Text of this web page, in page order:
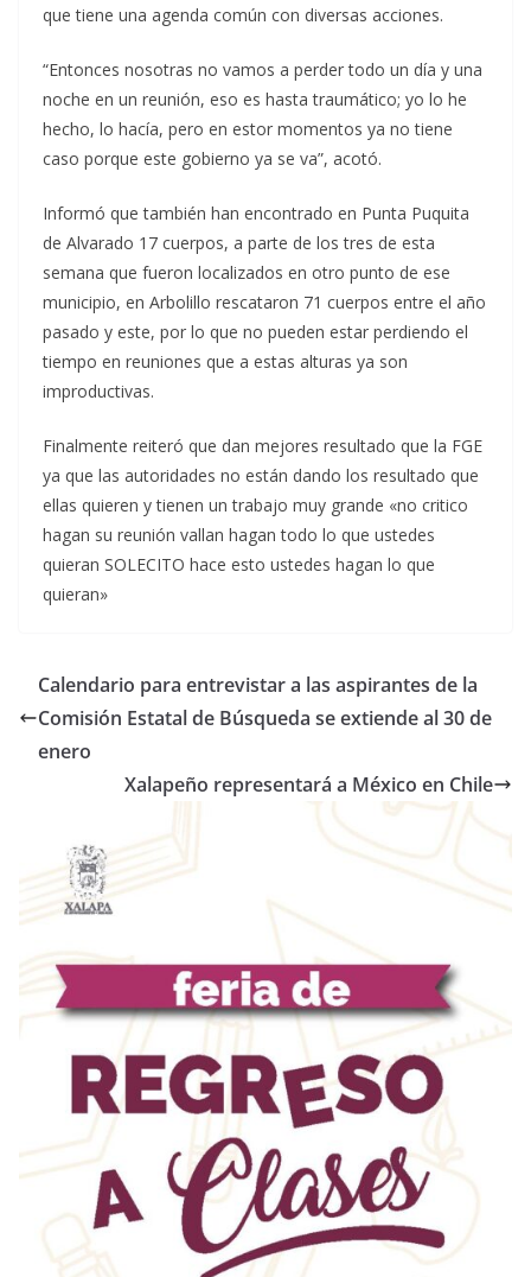
que tiene una agenda común con diversas acciones.
“Entonces nosotras no vamos a perder todo un día y una
noche en un reunión, eso es hasta traumático; yo lo he
hecho, lo hacía, pero en estor momentos ya no tiene
caso porque este gobierno ya se va”, acotó.
Informó que también han encontrado en Punta Puquita
de Alvarado 17 cuerpos, a parte de los tres de esta
semana que fueron localizados en otro punto de ese
municipio, en Arbolillo rescataron 71 cuerpos entre el año
pasado y este, por lo que no pueden estar perdiendo el
tiempo en reuniones que a estas alturas ya son
improductivas.
Finalmente reiteró que dan mejores resultado que la FGE
ya que las autoridades no están dando los resultado que
ellas quieren y tienen un trabajo muy grande «no critico
hagan su reunión vallan hagan todo lo que ustedes
quieran SOLECITO hace esto ustedes hagan lo que
quieran»
Calendario para entrevistar a las aspirantes de la
Comisión Estatal de Búsqueda se extiende al 30 de
enero
Xalapeño representará a México en Chile